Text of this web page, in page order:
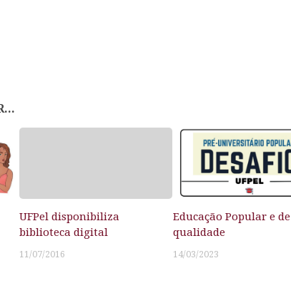
UFPel disponibiliza
biblioteca digital
11/07/2016
Educação Popular e de
qualidade
14/03/2023